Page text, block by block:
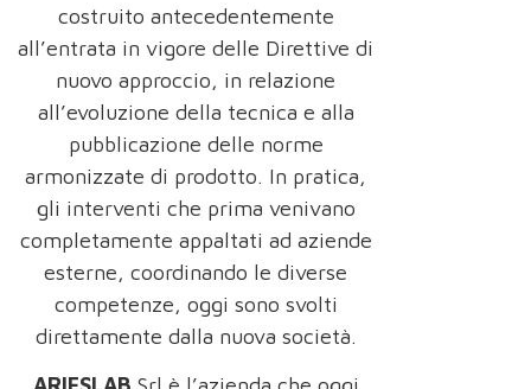
costruito antecedentemente
all’entrata in vigore delle Direttive di
nuovo approccio, in relazione
all’evoluzione della tecnica e alla
pubblicazione delle norme
armonizzate di prodotto. In pratica,
gli interventi che prima venivano
completamente appaltati ad aziende
esterne, coordinando le diverse
competenze, oggi sono svolti
direttamente dalla nuova società.